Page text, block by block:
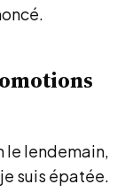
le lendemain,
suis épatée.